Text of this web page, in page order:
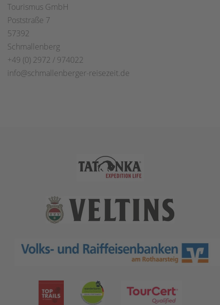
Tourismus GmbH
Poststraße 7
57392
Schmallenberg
+49 (0) 2972 / 974022
info@schmallenberger-reisezeit.de